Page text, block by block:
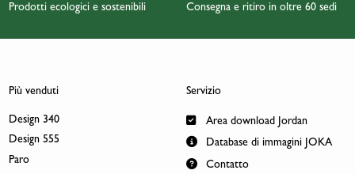
Prodotti ecologici e sostenibili Consegna e ritiro in oltre 60 sedi
Più venduti
Design 340
Design 555
Paro
Servizio
Area download Jordan
Database di immagini JOKA
Contatto